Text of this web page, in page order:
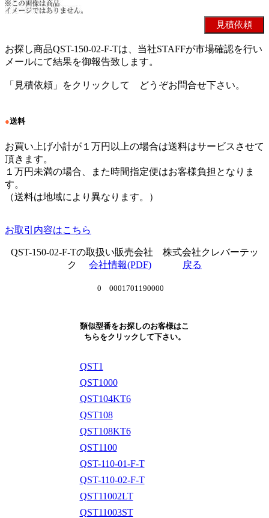
お探し商品QST-150-02-F-Tは、当社STAFFが市場確認を行い
メールにて結果を御報告致します。
「見積依頼」をクリックして どうぞお問合せ下さい。
●送料
お買い上げ小計が１万円以上の場合は送料はサービスさせて
頂きます。
１万円未満の場合、また時間指定便はお客様負担となりま
す。
（送料は地域により異なります。）
お取引内容はこちら
QST-150-02-F-Tの取扱い販売会社 株式会社クレバーテッ
ク 会社情報(PDF) 戻る
0 0001701190000
類似型番をお探しのお客様はこ
ちらをクリックして下さい。
QST1
QST1000
QST104KT6
QST108
QST108KT6
QST1100
QST-110-01-F-T
QST-110-02-F-T
QST11002LT
QST11003ST